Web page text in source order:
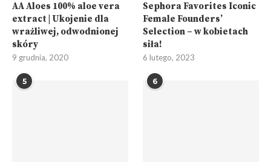
AA Aloes 100% aloe vera
extract | Ukojenie dla
wrażliwej, odwodnionej
skóry
9 grudnia, 2020
Sephora Favorites Iconic
Female Founders’
Selection – w kobietach
siła!
6 lutego, 2023
5 6